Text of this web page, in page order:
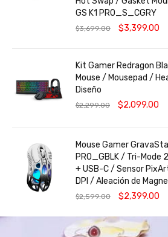
GS K1 PRO_S_CGRY
$3,699.00 $3,399.00
Kit Gamer Redragon
Mouse / Mousepad /
Diseño
$2,299.00 $2,099.00
Mouse Gamer
PRO_GBLK / Tri-Mode
+ USB-C / Sensor
DPI / Aleación de
$2,599.00 $2,399.00